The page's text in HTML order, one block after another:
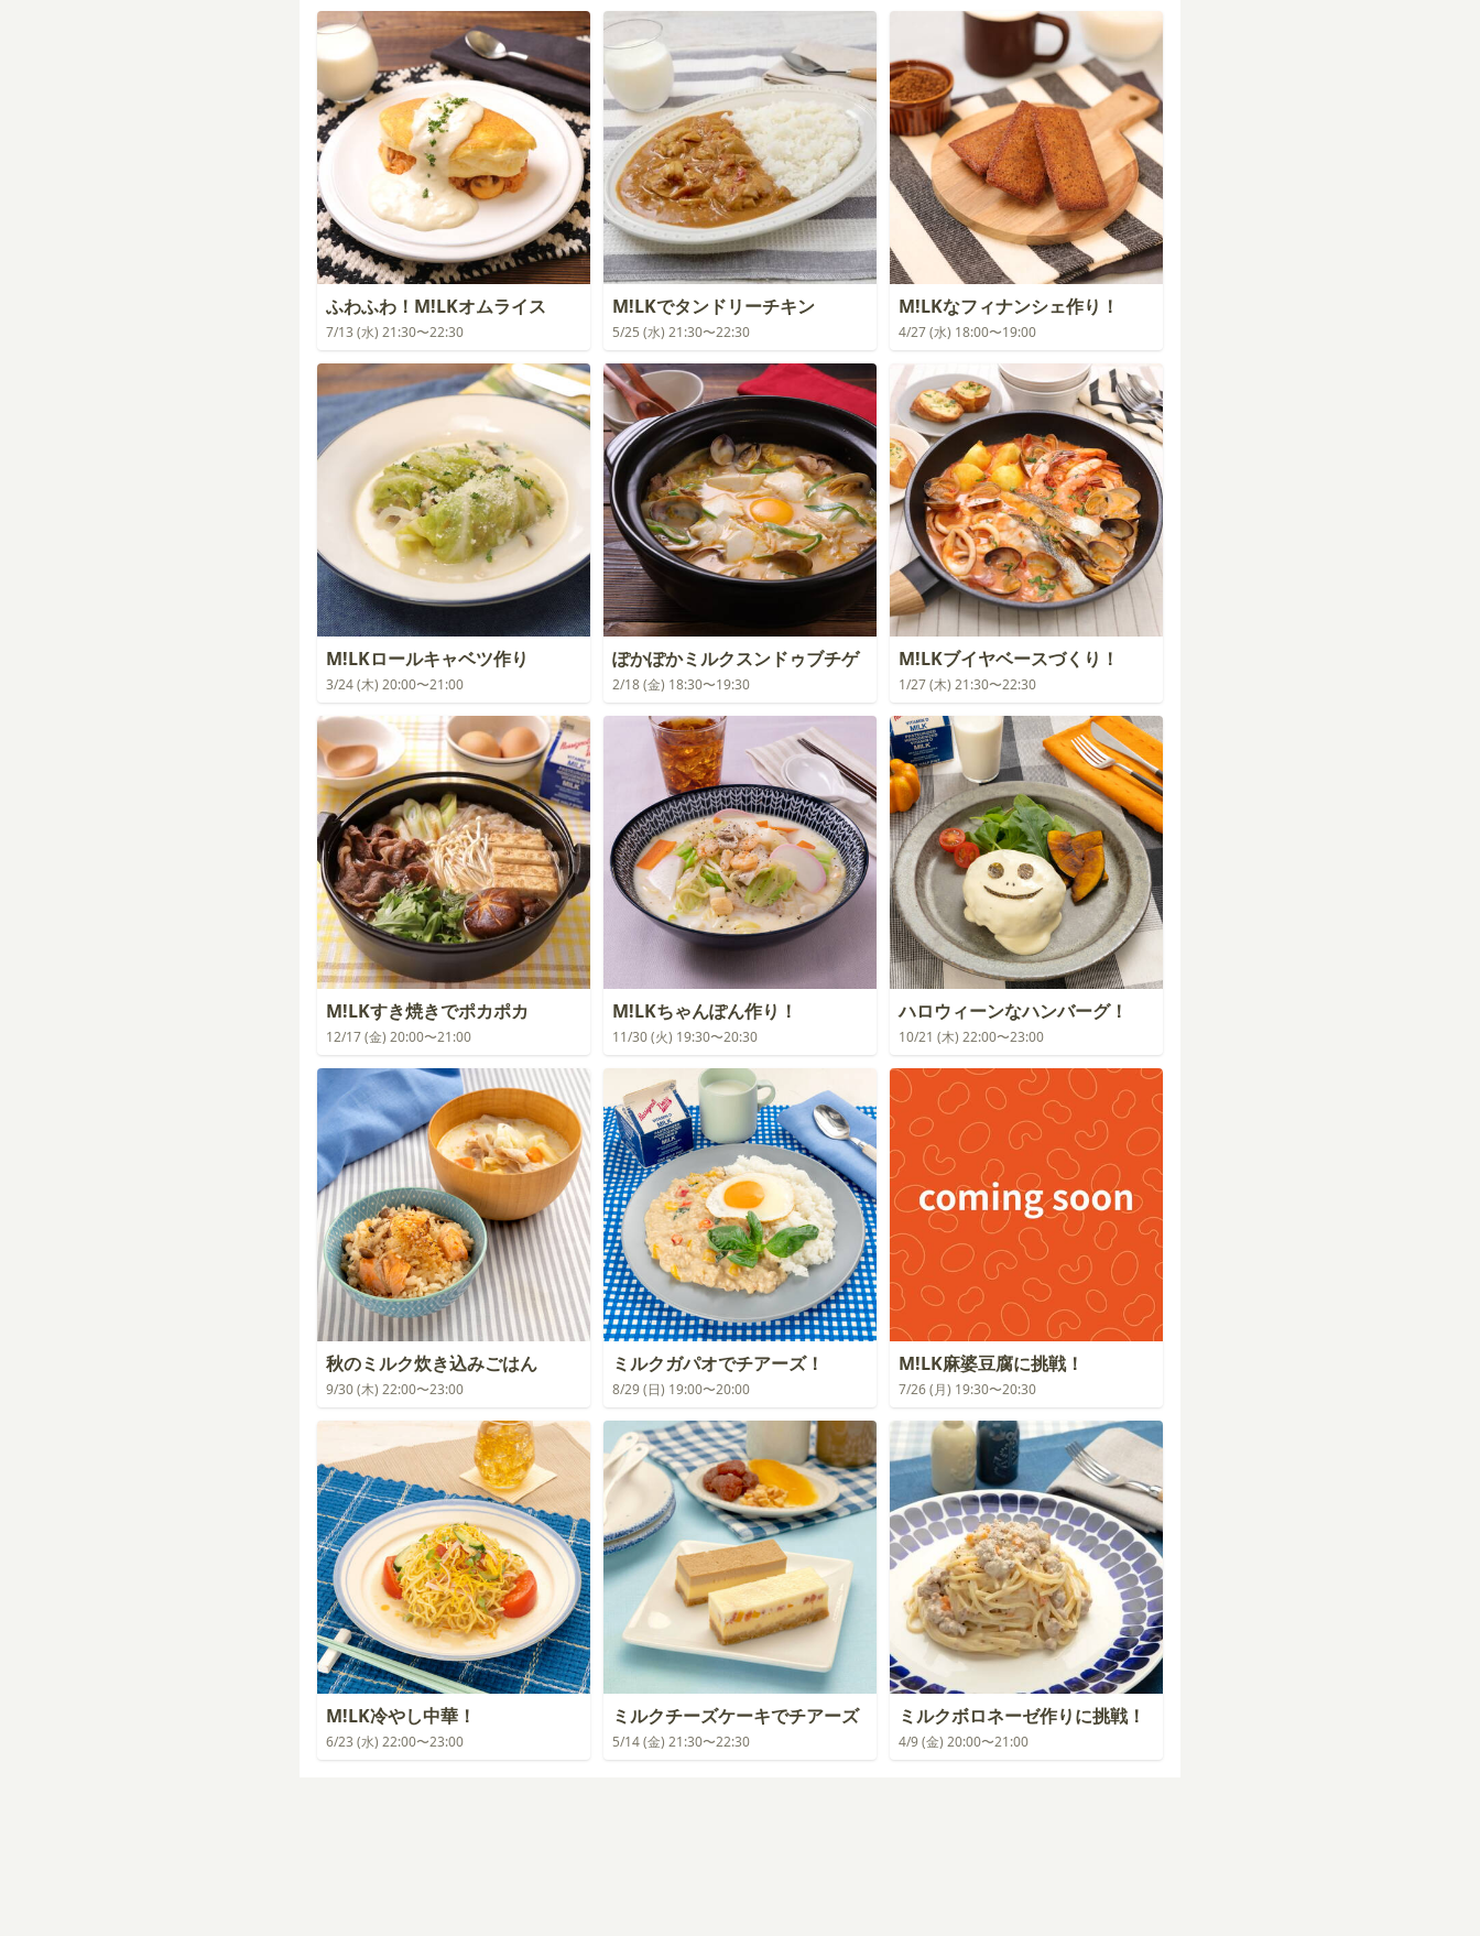
ふわふわ！M!LKオムライス
7/13 (水) 21:30〜22:30
M!LKでタンドリーチキン
5/25 (水) 21:30〜22:30
M!LKなフィナンシェ作り！
4/27 (水) 18:00〜19:00
M!LKロールキャベツ作り
3/24 (木) 20:00〜21:00
ぽかぽかミルクスンドゥブチゲ
2/18 (金) 18:30〜19:30
M!LKブイヤベースづくり！
1/27 (木) 21:30〜22:30
M!LKすき焼きでポカポカ
12/17 (金) 20:00〜21:00
M!LKちゃんぽん作り！
11/30 (火) 19:30〜20:30
ハロウィーンなハンバーグ！
10/21 (木) 22:00〜23:00
秋のミルク炊き込みごはん
9/30 (木) 22:00〜23:00
ミルクガパオでチアーズ！
8/29 (日) 19:00〜20:00
M!LK麻婆豆腐に挑戦！
7/26 (月) 19:30〜20:30
M!LK冷やし中華！
6/23 (水) 22:00〜23:00
ミルクチーズケーキでチアーズ
5/14 (金) 21:30〜22:30
ミルクボロネーゼ作りに挑戦！
4/9 (金) 20:00〜21:00